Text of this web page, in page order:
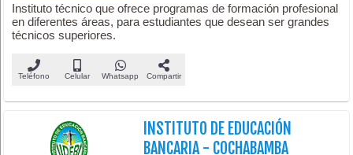
Instituto técnico que ofrece programas de formación profesional
en diferentes áreas, para estudiantes que desean ser grandes
técnicos superiores.
Teléfono Celular Whatsapp Compartir
INSTITUTO DE EDUCACIÓN
BANCARIA - COCHABAMBA